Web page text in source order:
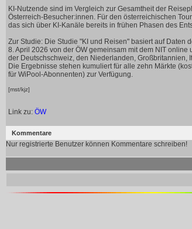
KI-Nutzende sind im Vergleich zur Gesamtheit der
Österreich-Besucher:innen. Für den österreichischen
das sich über KI-Kanäle bereits in frühen Phasen des
Zur Studie: Die Studie "KI und Reisen" basiert auf Daten
8. April 2026 von der ÖW gemeinsam mit dem NIT
der Deutschschweiz, den Niederlanden, Großbritannien,
Die Ergebnisse stehen kumuliert für alle zehn Märkte
für WiPool-Abonnenten) zur Verfügung.
[mst/kjz]
Link zu: ÖW
Kommentare
Nur registrierte Benutzer können Kommentare schreiben!